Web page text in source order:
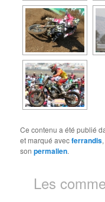
Ce contenu a été publié
et marqué avecferrandis
sonpermalien.
Les